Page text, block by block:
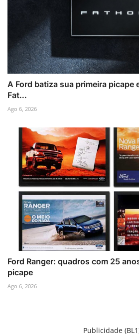
A Ford batiza sua primeira picape
Fat...
Ago 6, 2026
Ford Ranger: quadros com 25
picape
Ago 6, 2026
Publicidade